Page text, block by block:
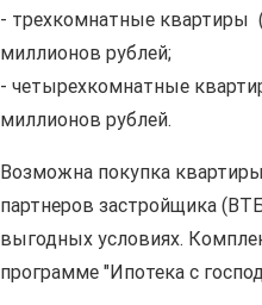
- трехкомнатные квартиры
миллионов рублей;
- четырехкомнатные
миллионов рублей.
Возможна покупка
партнеров застройщика
выгодных условиях.
программе "Ипотека с